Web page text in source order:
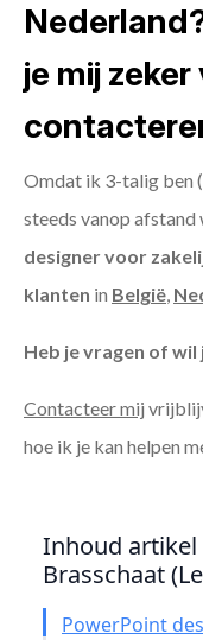
je mij
Omdat ik 3-talig ben
steeds vanop afstand
designer voor
klanten in België,
Heb je vragen of
Contacteer mij
hoe ik je kan helpen
Inhoud artikel
Brasschaat
PowerPoint